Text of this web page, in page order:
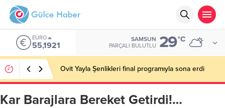
EURO
55,1921
SAMSUN
PARÇALI BULUTLU 29°C
Ovit Yayla Şenlikleri final programıyla sona erdi
Kar Barajlara Bereket Getirdi!…